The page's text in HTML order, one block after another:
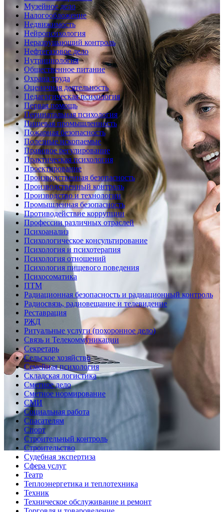
Музейное дело
Налогообложение
Недвижимость
Нейропсихология
Неразрушающий контроль
Нефтегазовое дело
Нутрициология
Общественное питание
Охрана труда
Оценочная деятельность
Педагогическая психология
Первая помощь
Перинатальная психология
Пищевая промышленность
Пожарная безопасность
Полезные ископаемые
Правовое регулирование
Практическая психология
Проектирование
Производственная безопасность
Производственный контроль
Производство и технологии
Промышленная безопасность
Противодействие коррупции
Профессии различных отраслей
Психоанализ
Психологическое консультирование
Психология и психотерапия
Психология отношений
Психология пищевого поведения
Психосоматика
ПТМ
Радиационная безопасность и радиационный контроль
Радиосвязь, радиовещание и телевидение
Реставрация
РЖД
Ритуальные услуги (похоронное дело)
Связь и Телекоммуникации
Секретарь
Сельское хозяйство
Семейная психология
Складская логистика
Сметное дело
Сметное нормирование
СМИ
Социальная работа
Спасателям
Спорт
Строительный контроль
Строительство
Судебная экспертиза
Сфера услуг
Театр
Теплоэнергетика и теплотехника
Техник
Техническое обслуживание и ремонт